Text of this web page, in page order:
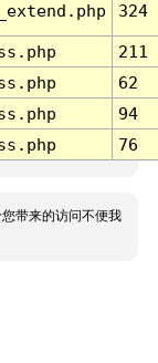
324
211
62
94
76
带来的访问不便我